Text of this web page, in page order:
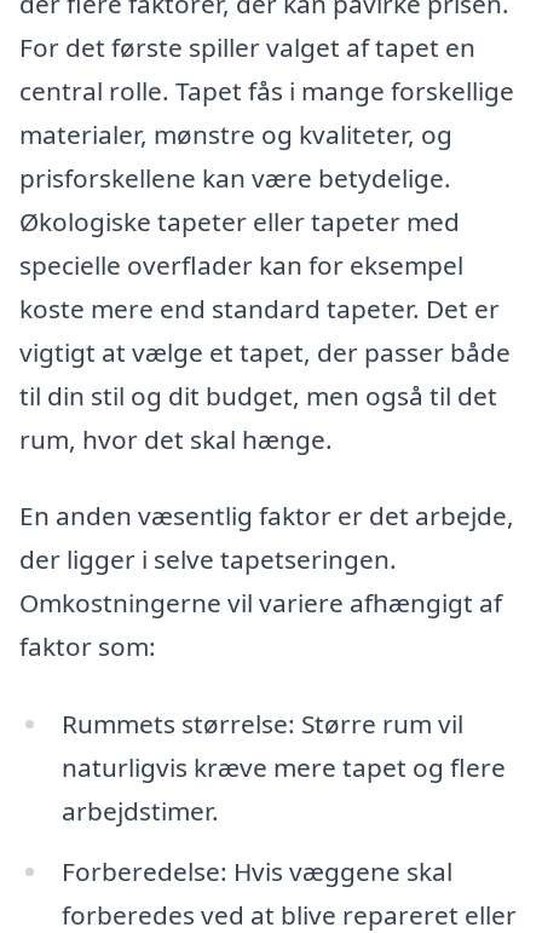
For det første spiller valget af tapet en
central rolle. Tapet fås i mange forskellige
materialer, mønstre og kvaliteter, og
prisforskellene kan være betydelige.
Økologiske tapeter eller tapeter med
specielle overflader kan for eksempel
koste mere end standard tapeter. Det er
vigtigt at vælge et tapet, der passer både
til din stil og dit budget, men også til det
rum, hvor det skal hænge.
En anden væsentlig faktor er det arbejde,
der ligger i selve tapetseringen.
Omkostningerne vil variere afhængigt af
faktor som:
Rummets størrelse: Større rum vil
naturligvis kræve mere tapet og flere
arbejdstimer.
Forberedelse: Hvis væggene skal
forberedes ved at blive repareret eller